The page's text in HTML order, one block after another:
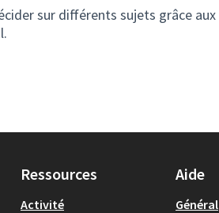
sur différents sujets grâce aux
Ressources
Activité
Aide
Général